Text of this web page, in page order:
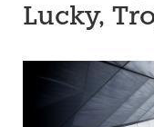
Lucky,